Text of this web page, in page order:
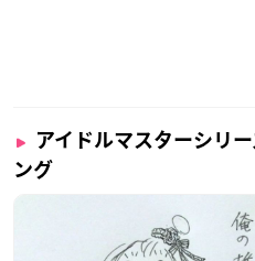
アイドルマスターシリ
ング